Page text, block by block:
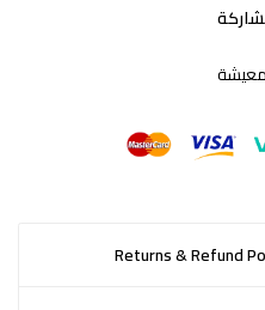
Returns & Refund